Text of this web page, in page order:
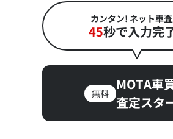
カンタン! ネット車
45秒で入力完
無料
MOTA車
査定スタ